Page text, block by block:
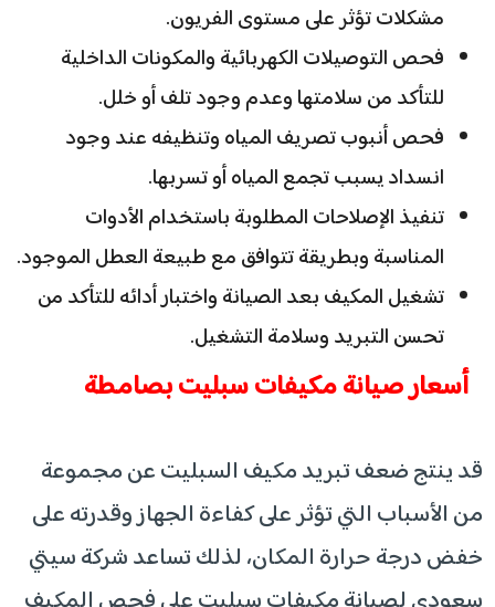
مشكلات تؤثر على مستوى الفريون.
فحص التوصيلات الكهربائية والمكونات الداخلية
للتأكد من سلامتها وعدم وجود تلف أو خلل.
فحص أنبوب تصريف المياه وتنظيفه عند وجود
انسداد يسبب تجمع المياه أو تسربها.
تنفيذ الإصلاحات المطلوبة باستخدام الأدوات
المناسبة وبطريقة تتوافق مع طبيعة العطل الموجود.
تشغيل المكيف بعد الصيانة واختبار أدائه للتأكد من
تحسن التبريد وسلامة التشغيل.
أسعار صيانة مكيفات سبليت بصامطة
قد ينتج ضعف تبريد مكيف السبليت عن مجموعة
من الأسباب التي تؤثر على كفاءة الجهاز وقدرته على
خفض درجة حرارة المكان، لذلك تساعد شركة سيتي